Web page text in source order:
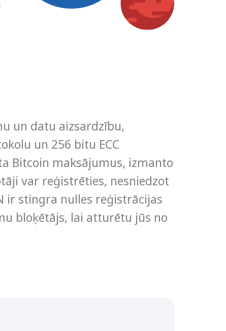
un datu aizsardzību,
un 256 bitu ECC
Bitcoin maksājumus, izmanto
var reģistrēties, nesniedzot
ir stingra nulles reģistrācijas
bloķētājs, lai atturētu jūs no